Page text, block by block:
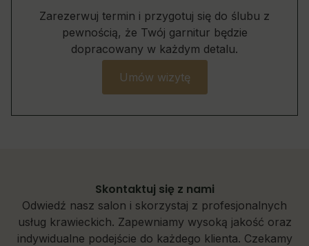
Zarezerwuj termin i przygotuj się do ślubu z
pewnością, że Twój garnitur będzie
dopracowany w każdym detalu.
Umów wizytę
Skontaktuj się z nami
Odwiedź nasz salon i skorzystaj z profesjonalnych
usług krawieckich. Zapewniamy wysoką jakość oraz
indywidualne podejście do każdego klienta. Czekamy